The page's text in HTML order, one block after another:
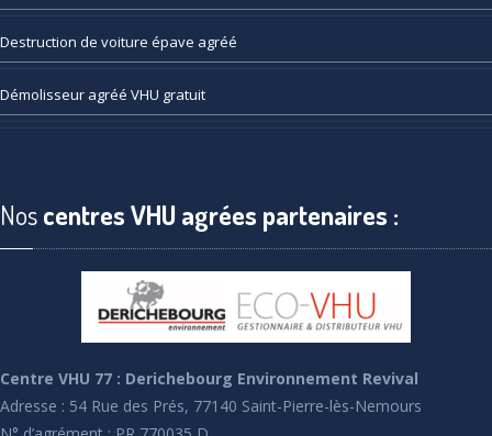
Destruction de voiture épave agréé
Démolisseur agréé VHU gratuit
Noscentres VHU agrées partenaires :
Centre VHU 77 : Derichebourg Environnement Revival
Adresse : 54 Rue des Prés, 77140 Saint-Pierre-lès-Nemours